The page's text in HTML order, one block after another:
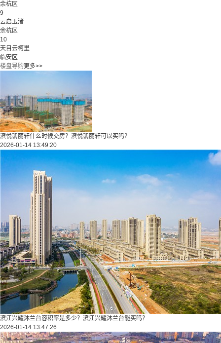
余杭区
9
云启玉渚
余杭区
10
天目云柯里
临安区
楼盘导购更多>>
滨悦翡丽轩什么时候交房？滨悦翡丽轩可以买吗？
2026-01-14 13:49:20
滨江兴耀沐兰台容积率是多少？滨江兴耀沐兰台能买吗？
2026-01-14 13:47:26